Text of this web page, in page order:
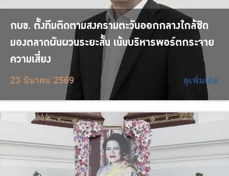
กบข. ตั้งทีมติดตามสงครามตะวันออกกลางใกล้ชิด
มองตลาดผันผวนระยะสั้น เน้นบริหารพอร์ตกระจาย
ความเสี่ยง
23 มีนาคม 2569 ดูเพิ่มเติม